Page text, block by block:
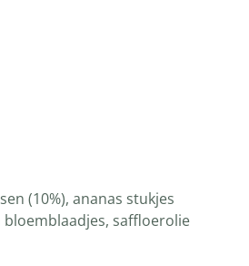
(10%), ananas stukjes
saffloerolie